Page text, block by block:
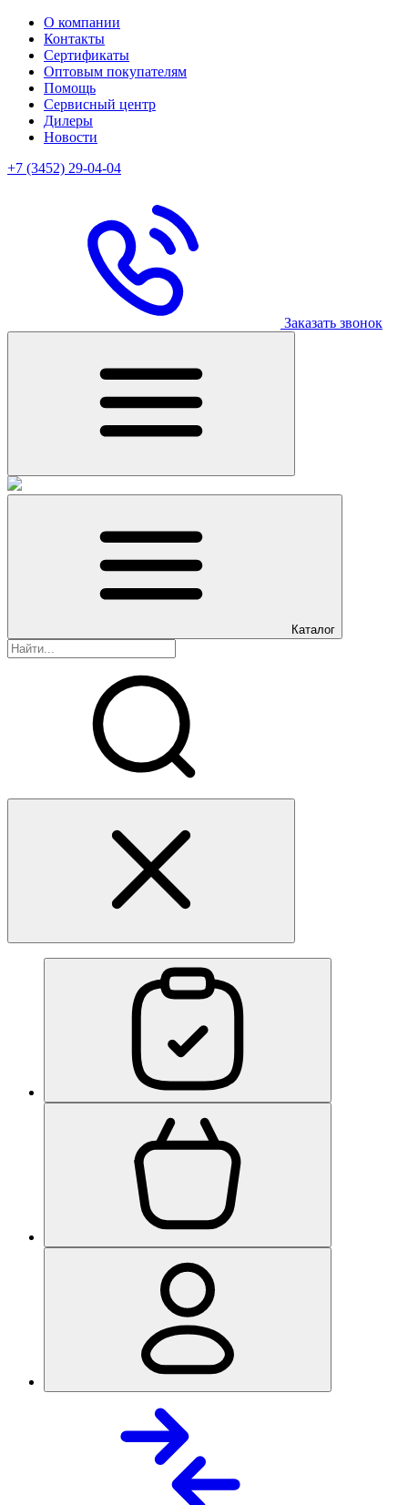
О компании
Контакты
Сертификаты
Оптовым покупателям
Помощь
Сервисный центр
Дилеры
Новости
+7 (3452) 29-04-04
Заказать звонок
Каталог